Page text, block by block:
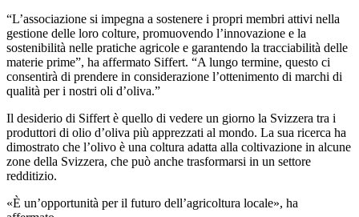
“L’associazione si impegna a sostenere i propri membri attivi nella
gestione delle loro colture, promuovendo l’innovazione e la
sostenibilità nelle pratiche agricole e garantendo la tracciabilità delle
materie prime”, ha affermato Siffert. “A lungo termine, questo ci
consentirà di prendere in considerazione l’ottenimento di marchi di
qualità per i nostri oli d’oliva.”
Il desiderio di Siffert è quello di vedere un giorno la Svizzera tra i
produttori di olio d’oliva più apprezzati al mondo. La sua ricerca ha
dimostrato che l’olivo è una coltura adatta alla coltivazione in alcune
zone della Svizzera, che può anche trasformarsi in un settore
redditizio.
«È un’opportunità per il futuro dell’agricoltura locale», ha